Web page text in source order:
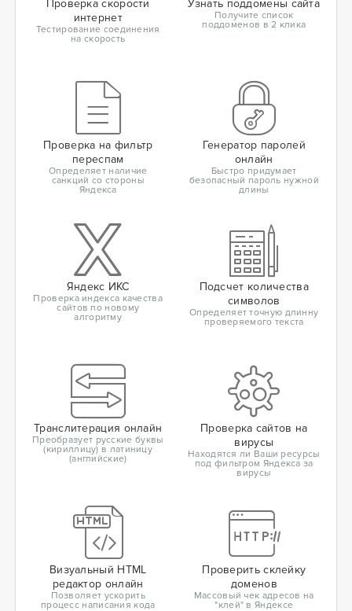
Проверка скорости
интернет
Тестирование соединения
на скорость
Узнать поддомены сайта
Получите список
поддоменов в 2 клика
Проверка на фильтр
переспам
Определяет наличие
санкций со стороны
Яндекса
Генератор паролей
онлайн
Быстро придумает
безопасный пароль нужной
длины
Яндекс ИКС
Проверка индекса качества
сайтов по новому
алгоритму
Подсчет количества
символов
Определяет точную длинну
проверяемого текста
Транслитерация онлайн
Преобразует русские буквы
(кириллицу) в латиницу
(английские)
Проверка сайтов на
вирусы
Находятся ли Ваши ресурсы
под фильтром Яндекса за
вирусы
Визуальный HTML
редактор онлайн
Позволяет ускорить
процесс написания кода
Проверить склейку
доменов
Массовый чек адресов на
"клей" в Яндексе